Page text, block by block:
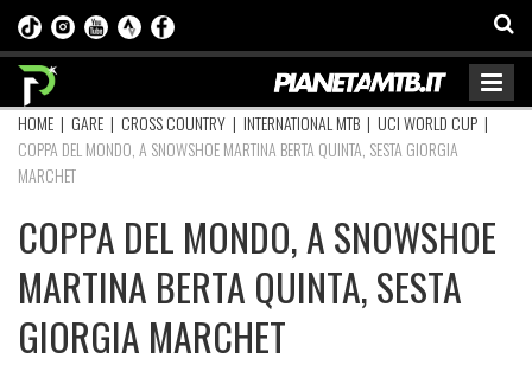
HOME | GARE | CROSS COUNTRY | INTERNATIONAL MTB | UCI WORLD CUP |
COPPA DEL MONDO, A SNOWSHOE MARTINA BERTA QUINTA, SESTA GIORGIA
MARCHET
COPPA DEL MONDO, A SNOWSHOE
MARTINA BERTA QUINTA, SESTA
GIORGIA MARCHET